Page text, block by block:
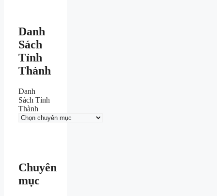
Danh
Sách
Tỉnh
Thành
Danh
Sách Tỉnh
Thành
Chuyên
mục